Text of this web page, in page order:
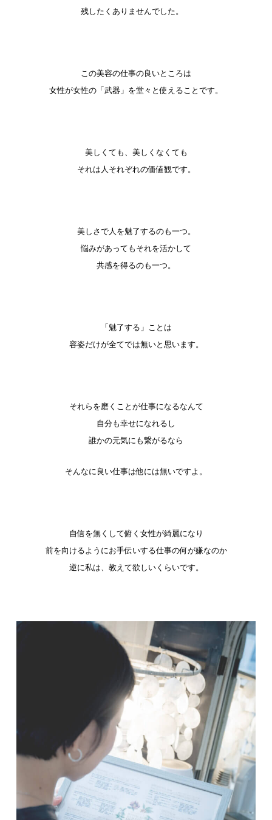
残したくありませんでした。
この美容の仕事の良いところは
女性が女性の「武器」を堂々と使えることです。
美しくても、美しくなくても
それは人それぞれの価値観です。
美しさで人を魅了するのも一つ。
悩みがあってもそれを活かして
共感を得るのも一つ。
「魅了する」ことは
容姿だけが全てでは無いと思います。
それらを磨くことが仕事になるなんて
自分も幸せになれるし
誰かの元気にも繋がるなら
そんなに良い仕事は他には無いですよ。
自信を無くして俯く女性が綺麗になり
前を向けるようにお手伝いする仕事の何が嫌なのか
逆に私は、教えて欲しいくらいです。